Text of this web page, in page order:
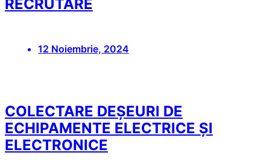
RECRUTARE
12 Noiembrie, 2024
COLECTARE DEȘEURI DE
ECHIPAMENTE ELECTRICE ȘI
ELECTRONICE